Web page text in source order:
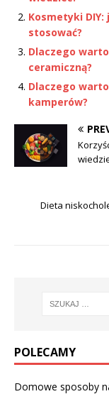
Kosmetyki
stosować?
Dlaczego
ceramiczną?
Dlaczego
kamperów?
Dieta
POLECAMY
Domowe sposoby